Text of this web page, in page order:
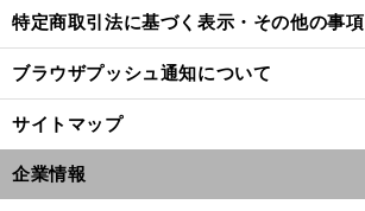
特定商取引法に基づく表示・その他の事項
ブラウザプッシュ通知について
サイトマップ
企業情報